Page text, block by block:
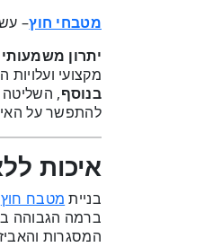
מטבחי חוץ–
יתרון
מקצועי
בנוסף,
להתפשר על
איכות
בניית מטבח חוץ
ברמה הגבוהה
המסגרות